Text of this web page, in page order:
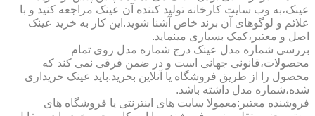
عینک،به وب سایت کارخانه تولید کننده آن عینک مراجعه کنید و با
علائم و لوگوهای آن برند خاص آشنا شوید.این کار به خرید عینک
اصل و معتبر،کمک بسیاری مینماید.
بررسی شماره مدل عینک درج شماره مدل روی تمام
محصولات،قانونی جهانی است و در ضمن فرقی نمی کند که
محصول را از طریق فروشگاه یا آنلاین بخرید.باید عینک خریداری
شده،شماره مدل داشته باشد.
فروشنده معتبر:معمولا سایت های اینترنتی یا فروشگاه های